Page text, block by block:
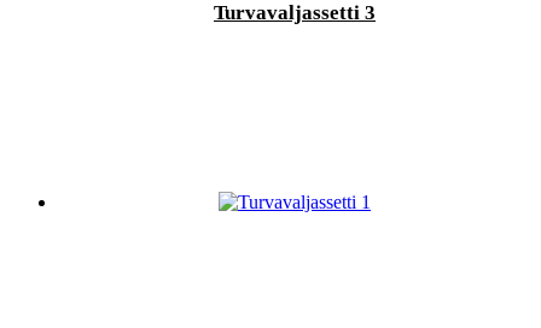
Turvavaljassetti 3